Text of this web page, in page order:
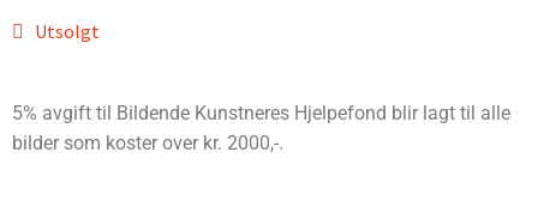
Utsolgt
5% avgift til Bildende Kunstneres Hjelpefond blir lagt til alle
bilder som koster over kr. 2000,-.